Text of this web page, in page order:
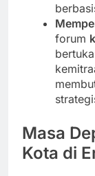
forum
Masa
Kota di